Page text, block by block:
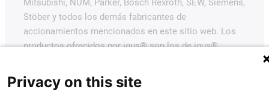
Mitsubishi, NUM, Parker, Bosch Rexroth, SEW, Siemens,
Stöber y todos los demás fabricantes de
accionamientos mencionados en este sitio web. Los
productos ofrecidos por igus® son los de igus®
Privacy on this site